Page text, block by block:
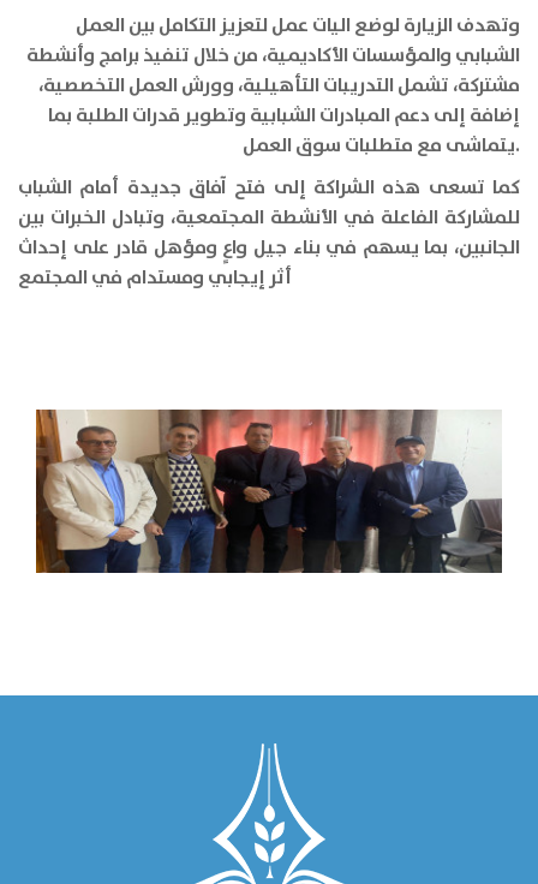
وتهدف الزيارة لوضع اليات عمل لتعزيز التكامل بين العمل
الشبابي والمؤسسات الأكاديمية، من خلال تنفيذ برامج وأنشطة
مشتركة، تشمل التدريبات التأهيلية، وورش العمل التخصصية،
إضافة إلى دعم المبادرات الشبابية وتطوير قدرات الطلبة بما
يتماشى مع متطلبات سوق العمل.
كما تسعى هذه الشراكة إلى فتح آفاق جديدة أمام الشباب
للمشاركة الفاعلة في الأنشطة المجتمعية، وتبادل الخبرات بين
الجانبين، بما يسهم في بناء جيل واعٍ ومؤهل قادر على إحداث
أثر إيجابي ومستدام في المجتمع